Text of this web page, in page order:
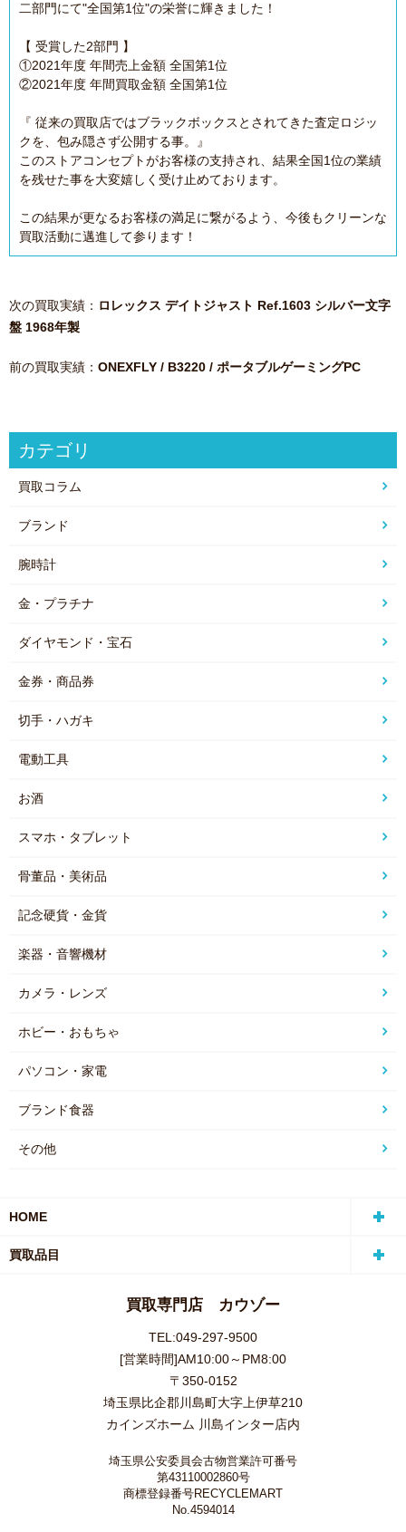
二部門にて"全国第1位"の栄誉に輝きました！
【 受賞した2部門 】
①2021年度 年間売上金額 全国第1位
②2021年度 年間買取金額 全国第1位
『 従来の買取店ではブラックボックスとされてきた査定ロジッ
クを、包み隠さず公開する事。』
このストアコンセプトがお客様の支持され、結果全国1位の業績
を残せた事を大変嬉しく受け止めております。
この結果が更なるお客様の満足に繋がるよう、今後もクリーンな
買取活動に邁進して参ります！
次の買取実績： ロレックス デイトジャスト Ref.1603 シルバー文字
盤 1968年製
前の買取実績： ONEXFLY / B3220 / ポータブルゲーミングPC
カテゴリ
買取コラム
ブランド
腕時計
金・プラチナ
ダイヤモンド・宝石
金券・商品券
切手・ハガキ
電動工具
お酒
スマホ・タブレット
骨董品・美術品
記念硬貨・金貨
楽器・音響機材
カメラ・レンズ
ホビー・おもちゃ
パソコン・家電
ブランド食器
その他
HOME
買取品目
買取専門店 カウゾー
TEL:049-297-9500
[営業時間]AM10:00～PM8:00
〒350-0152
埼玉県比企郡川島町大字上伊草210
カインズホーム 川島インター店内
埼玉県公安委員会古物営業許可番号
第43110002860号
商標登録番号RECYCLEMART
No.4594014